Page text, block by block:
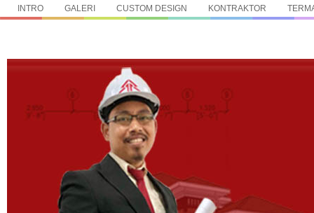
INTRO GALERI CUSTOM DESIGN KONTRAKTOR